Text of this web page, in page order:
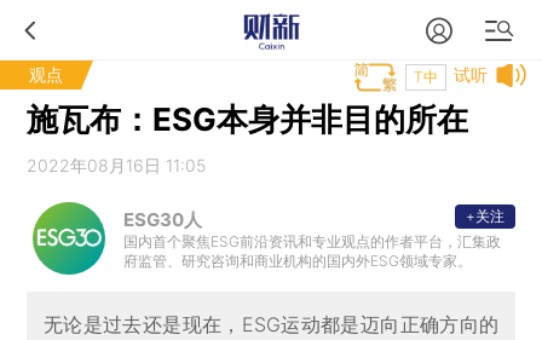
观点 试听
T中
施瓦布：ESG本身并非目的所在
2022年08月16日 11:05
ESG30人
国内首个聚焦ESG前沿资讯和专业观点的作者平台，汇集政
府监管、研究咨询和商业机构的国内外ESG领域专家。
+关注
无论是过去还是现在，ESG运动都是迈向正确方向的